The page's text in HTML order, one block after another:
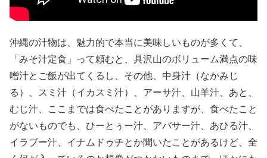
沖縄の汁物は、魅力的で本当に美味しいものが多くて、
「みそ汁定食」って頼むと、具沢山のボリューム満点の味
噌汁とご飯が出てくるし、その他、中身汁（なかみじ
る）、スミ汁（イカスミ汁）、アーサ汁、山羊汁、あと、
むじ汁、ここまでは食べたことがありますが、食べたこと
がないものでも、ひーとぅー汁、アバサー汁、あひる汁、
イラブー汁、イナムドゥチとか聞いたことがあるけど、全